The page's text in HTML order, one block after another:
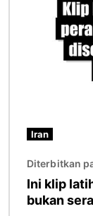
Iran
Diterbitkan
Ini klip
bukan